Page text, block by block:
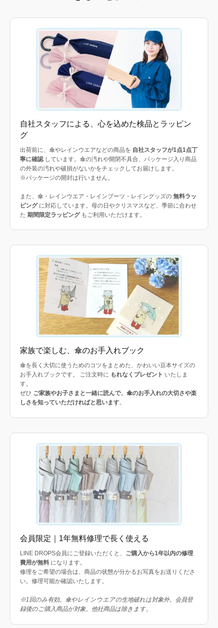
自社スタッフによる、心を込めた検品とラッピン
グ
出荷前に、傘やレインウエアなどの商品を 自社スタッフが1点1点丁
寧に確認 しています。傘の汚れや開閉不具合、パッケージ入り商品
の外装の汚れや破損がないかをチェックしてお届けします。
※パッケージの開封は行いません。
また、傘・レインウエア・レインブーツ・レイングッズの 無料ラッ
ピングに対応しています。母の日やクリスマスなど、季節に合わせ
た 期間限定ラッピングもご利用いただけます。
家族で楽しむ、傘のお手入れブック
傘を長く大切に使うためのコツをまとめた、かわいい豆本サイズの
お手入れブックです。 ご注文時に もれなくプレゼント いたしま
す。
ぜひ ご家族やお子さまと一緒に読んで、傘のお手入れの大切さや楽
しさを知っていただければと思います。
会員限定｜1年無料修理で長く使える
LINE DROPS会員にご登録いただくと、 ご購入から1年以内の修理
費用が無料 になります。
修理をご希望の場合は、商品の状態が分かるお写真をお送りくださ
い。修理可能か確認いたします。
※1回のみ有効。傘やレインウエアの生地破れは対象外。会員登
録後のご購入商品が対象。他社商品は除きます。